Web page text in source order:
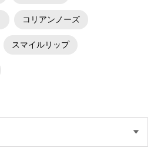
コリアンノーズ
スマイルリップ